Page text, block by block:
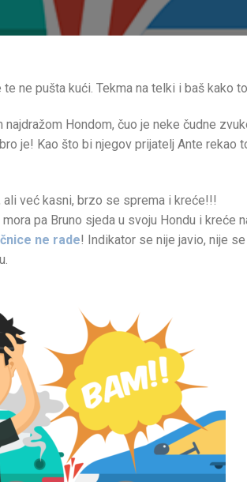
ne pušta kući. Tekma na telki i baš kako
Hondom, čuo je neke čudne
je! Kao što bi njegov prijatelj Ante rekao
ali već kasni, brzo se sprema i kreće!!!
pa Bruno sjeda u svoju Hondu i kreće
ne rade! Indikator se nije javio, nije